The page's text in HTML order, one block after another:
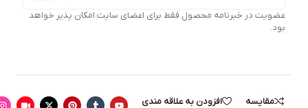
عضویت در خبرنامه محصول فقط برای اعضای سایت امکان پذیر خواهد
بود.
مقایسه افزودن به علاقه مندی